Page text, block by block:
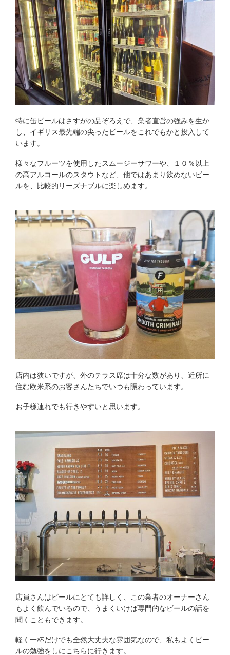
特に缶ビールはさすがの品ぞろえで、業者直営の強みを生か
し、イギリス最先端の尖ったビールをこれでもかと投入して
います。
様々なフルーツを使用したスムージーサワーや、１０％以上
の高アルコールのスタウトなど、他ではあまり飲めないビー
ルを、比較的リーズナブルに楽しめます。
店内は狭いですが、外のテラス席は十分な数があり、近所に
住む欧米系のお客さんたちでいつも賑わっています。
お子様連れでも行きやすいと思います。
店員さんはビールにとても詳しく、この業者のオーナーさん
もよく飲んでいるので、うまくいけば専門的なビールの話を
聞くこともできます。
軽く一杯だけでも全然大丈夫な雰囲気なので、私もよくビー
ルの勉強をしにこちらに行きます。